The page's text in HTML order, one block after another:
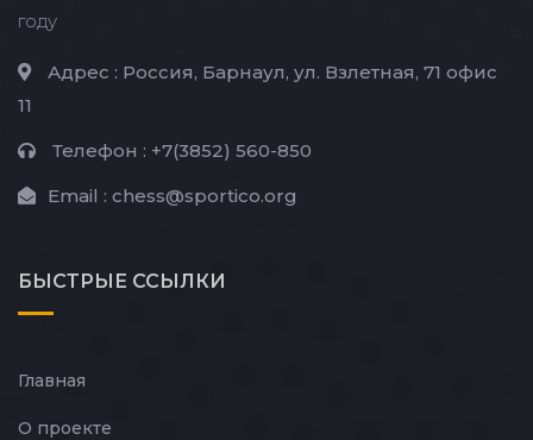
году
Адрес : Россия, Барнаул, ул. Взлетная, 71 офис
11
Телефон : +7(3852) 560-850
Email : chess@sportico.org
БЫСТРЫЕ ССЫЛКИ
Главная
О проекте